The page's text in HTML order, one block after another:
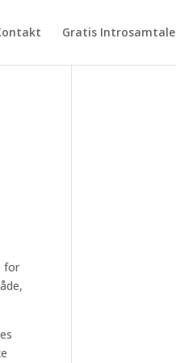
Gratis Introsamtale
for